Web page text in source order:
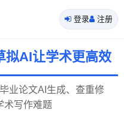
登录 注册
拟AI让学术更高效
业论文AI生成、查重修
术写作难题